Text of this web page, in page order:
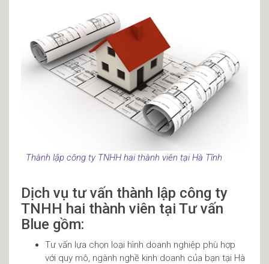
Thành lập công ty TNHH hai thành viên tại Hà Tĩnh
Dịch vụ tư vấn thành lập công ty
TNHH hai thành viên tại Tư vấn
Blue gồm:
Tư vấn lựa chọn loại hình doanh nghiệp phù hợp
với quy mô, ngành nghề kinh doanh của bạn tại Hà